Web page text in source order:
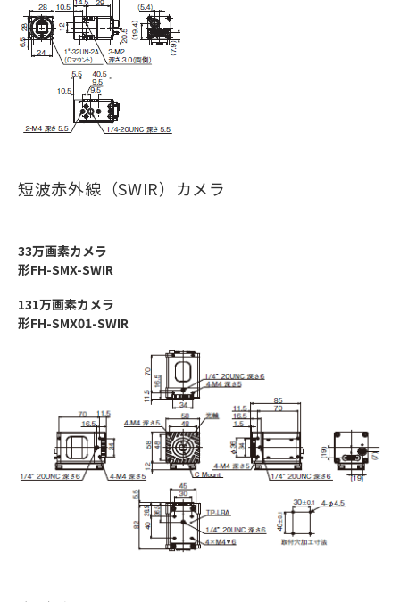
短波赤外線（SWIR）カメラ
33万画素カメラ
形FH-SMX-SWIR
131万画素カメラ
形FH-SMX01-SWIR